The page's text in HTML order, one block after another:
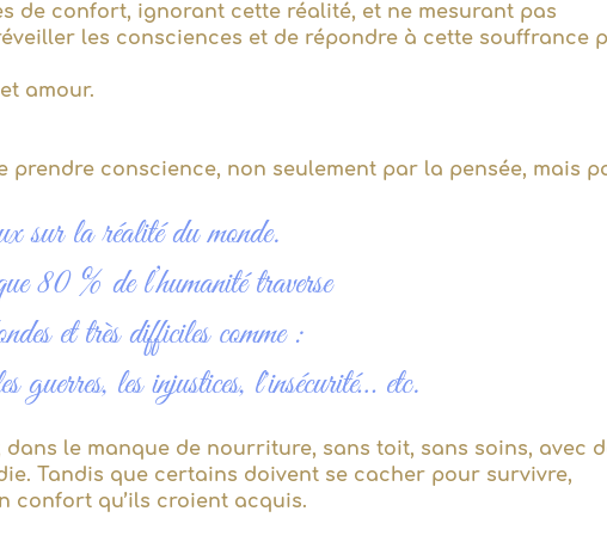
de confort, ignorant cette réalité, et ne mesurant pas
les consciences et de répondre à cette souffrance
amour.
prendre conscience, non seulement par la pensée, mais
sur la réalité du monde.
80 % de l’humanité traverse
et très difficiles comme :
guerres, les injustices, l'insécurité… etc.
le manque de nourriture, sans toit, sans soins, avec
Tandis que certains doivent se cacher pour survivre,
confort qu’ils croient acquis.